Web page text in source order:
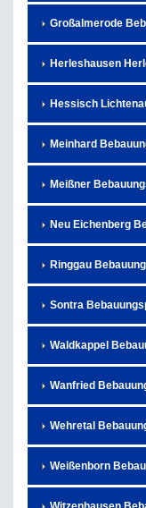
Großalmerode
Herleshausen
Hessisch
Meinhard
Meißner
Neu Eichenberg
Ringgau
Sontra
Waldkappel
Wanfried
Wehretal
Weißenborn